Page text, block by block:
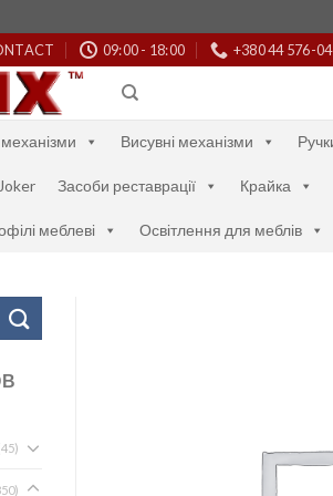
09:00 - 18:00 +380 44 576-
механізми Висувні механізми
Засоби реставрації Крайка
меблеві Освітлення для меблів